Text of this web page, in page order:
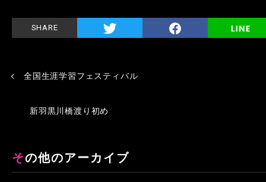
SHARE
全国生涯学習フェスティバル
新羽黒川橋渡り初め
その他のアーカイブ